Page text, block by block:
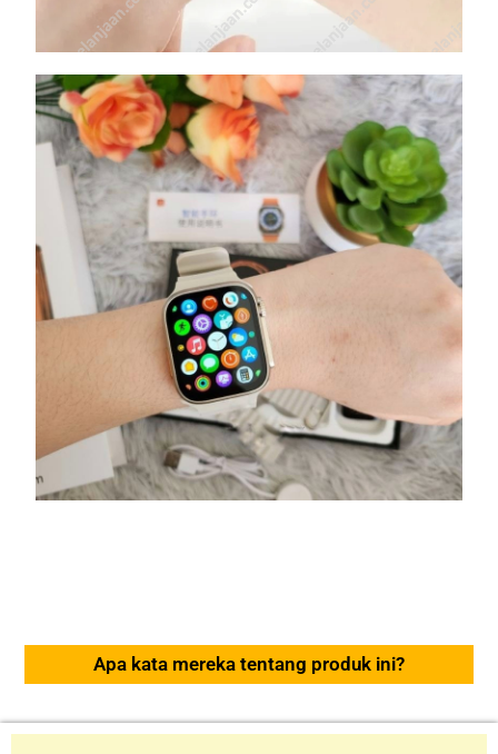
Apa kata mereka tentang produk ini?